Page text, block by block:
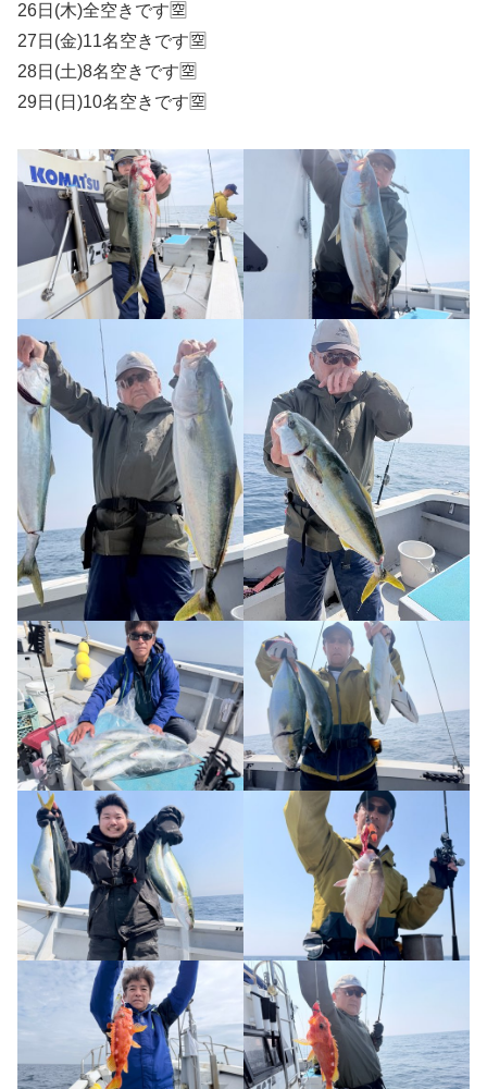
26日(木)全空きです🈳
27日(金)11名空きです🈳
28日(土)8名空きです🈳
29日(日)10名空きです🈳